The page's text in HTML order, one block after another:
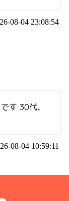
08-04 23:08:54
す 30代、
08-04 10:59:11